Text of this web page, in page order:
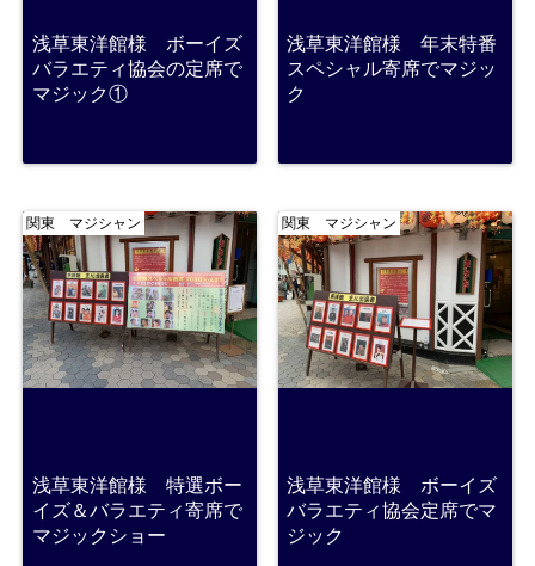
浅草東洋館様 ボーイズ
バラエティ協会の定席で
マジック①
浅草東洋館様 年末特番
スペシャル寄席でマジッ
ク
関東 マジシャン
浅草東洋館様 特選ボー
イズ＆バラエティ寄席で
マジックショー
関東 マジシャン
浅草東洋館様 ボーイズ
バラエティ協会定席でマ
ジック